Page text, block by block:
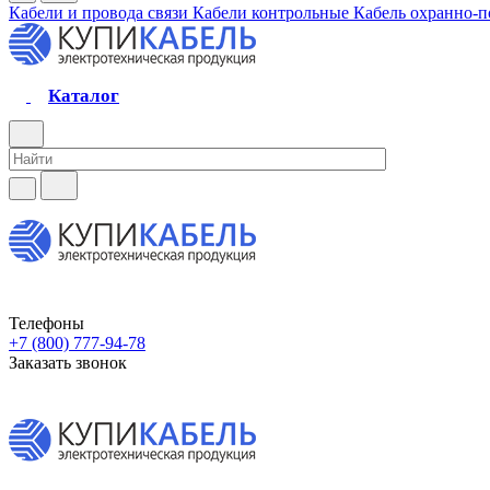
Кабели и провода связи Кабели контрольные Кабель охранно-
Каталог
Телефоны
+7 (800) 777-94-78
Заказать звонок